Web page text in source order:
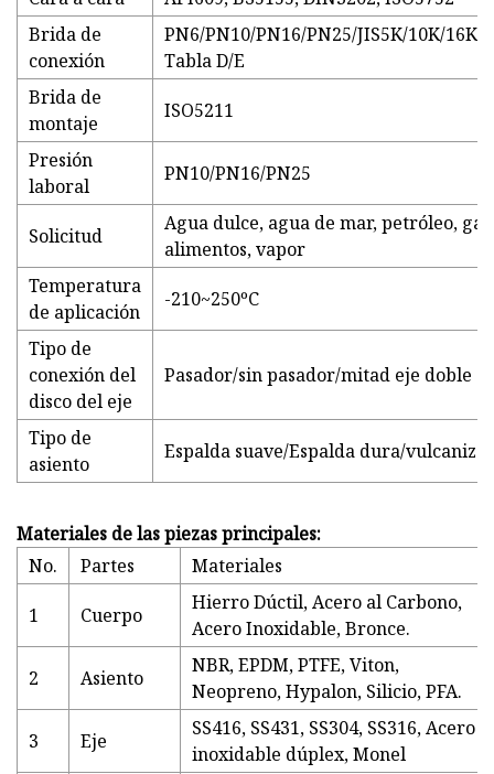
Brida de
conexión
PN6/PN10/PN16/PN25/JIS5K/10K/16K/
Tabla D/E
Brida de
montaje
ISO5211
Presión
laboral
PN10/PN16/PN25
Solicitud
Agua dulce, agua de mar, petróleo,
alimentos, vapor
Temperatura
de aplicación
-210~250ºC
Tipo de
conexión del
disco del eje
Pasador/sin pasador/mitad eje doble
Tipo de
asiento
Espalda suave/Espalda dura/
Materiales de las piezas principales:
No.
Partes Materiales
1 Cuerpo
Hierro Dúctil, Acero al Carbono,
Acero Inoxidable, Bronce.
2 Asiento
NBR, EPDM, PTFE, Viton,
Neopreno, Hypalon, Silicio, PFA.
3 Eje
SS416, SS431, SS304, SS316, Acero
inoxidable dúplex, Monel